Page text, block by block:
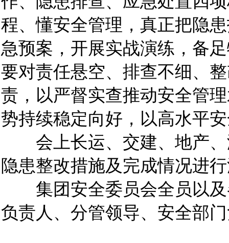
程、懂安全管理，真正把隐
急预案，开展实战演练，备
要对责任悬空、排查不细、
责，以严督实查推动安全管
势持续稳定向好，以高水平
会上长运、交建、地产、
隐患整改措施及完成情况进
集团安全委员会全员以及
负责人、分管领导、安全部